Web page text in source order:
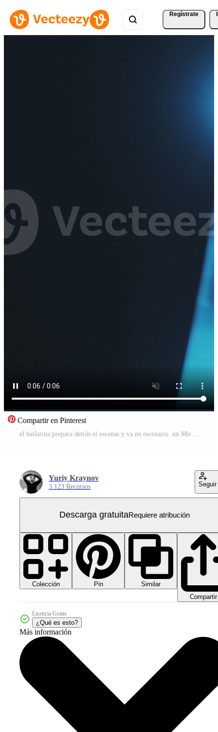
Regístrate
Compartir en Pinterest
Yuriy Kraynov
3.123 Recursos Seguir
Descarga gratuitaRequiere atribución
Colección Pin
Similar
Compartir
Licencia Gratis
¿Qué es esto?
Más información